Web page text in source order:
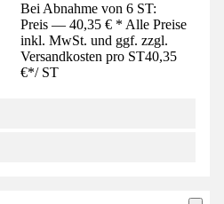
Bei Abnahme von 6 ST:
Preis — 40,35 € * Alle Preise
inkl. MwSt. und ggf. zzgl.
Versandkosten pro ST40,35
€*/ ST